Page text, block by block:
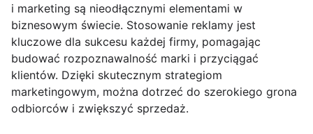
i marketing są nieodłącznymi elementami w
biznesowym świecie. Stosowanie reklamy jest
kluczowe dla sukcesu każdej firmy, pomagając
budować rozpoznawalność marki i przyciągać
klientów. Dzięki skutecznym strategiom
marketingowym, można dotrzeć do szerokiego grona
odbiorców i zwiększyć sprzedaż.